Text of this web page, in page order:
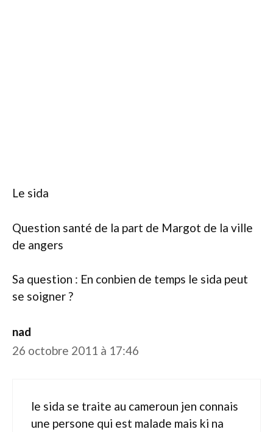
Le sida
Question santé de la part de Margot de la ville
de angers
Sa question : En conbien de temps le sida peut
se soigner ?
nad
26 octobre 2011 à 17:46
le sida se traite au cameroun jen connais
une persone qui est malade mais ki na